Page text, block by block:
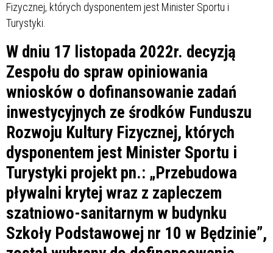
Fizycznej, których dysponentem jest Minister Sportu i
Turystyki.
W dniu 17 listopada 2022r. decyzją
Zespołu do spraw opiniowania
wniosków o dofinansowanie zadań
inwestycyjnych ze środków Funduszu
Rozwoju Kultury Fizycznej, których
dysponentem jest Minister Sportu i
Turystyki projekt pn.: „Przebudowa
pływalni krytej wraz z zapleczem
szatniowo-sanitarnym w budynku
Szkoły Podstawowej nr 10 w Będzinie”,